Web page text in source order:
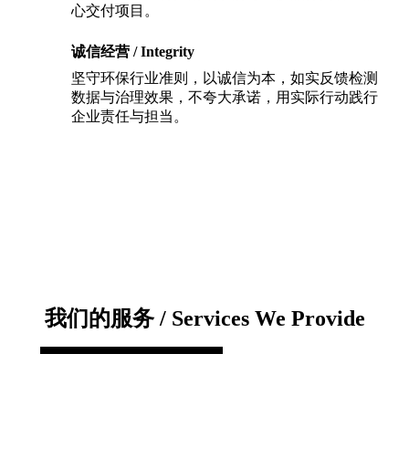
心交付项目。
诚信经营 / Integrity
坚守环保行业准则，以诚信为本，如实反馈检测
数据与治理效果，不夸大承诺，用实际行动践行
企业责任与担当。
我们的服务 / Services We Provide